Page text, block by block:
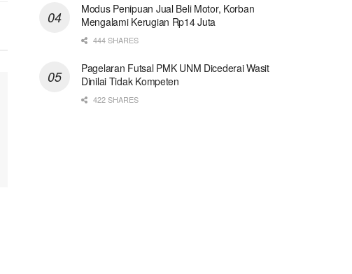
Modus Penipuan Jual Beli Motor, Korban
Mengalami Kerugian Rp14 Juta
444 SHARES
Pagelaran Futsal PMK UNM Dicederai Wasit
Dinilai Tidak Kompeten
422 SHARES